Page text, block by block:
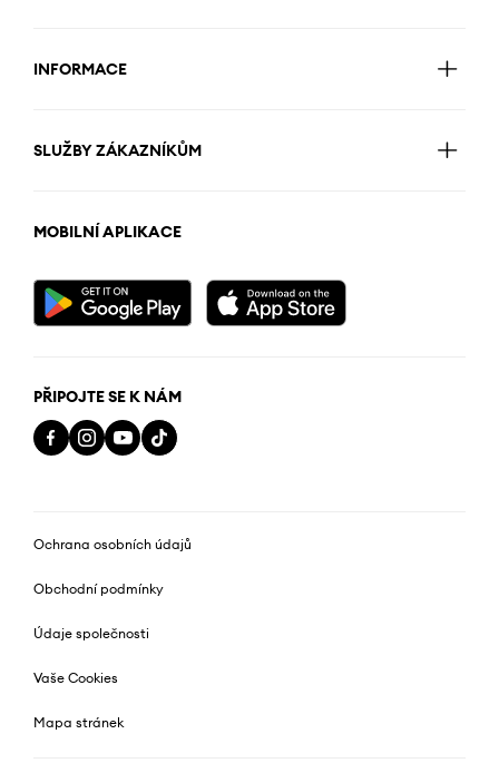
INFORMACE
SLUŽBY ZÁKAZNÍKŮM
MOBILNÍ APLIKACE
PŘIPOJTE SE K NÁM
Ochrana osobních údajů
Obchodní podmínky
Údaje společnosti
Vaše Cookies
Mapa stránek